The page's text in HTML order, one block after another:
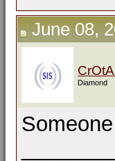
June 08,
Diamond